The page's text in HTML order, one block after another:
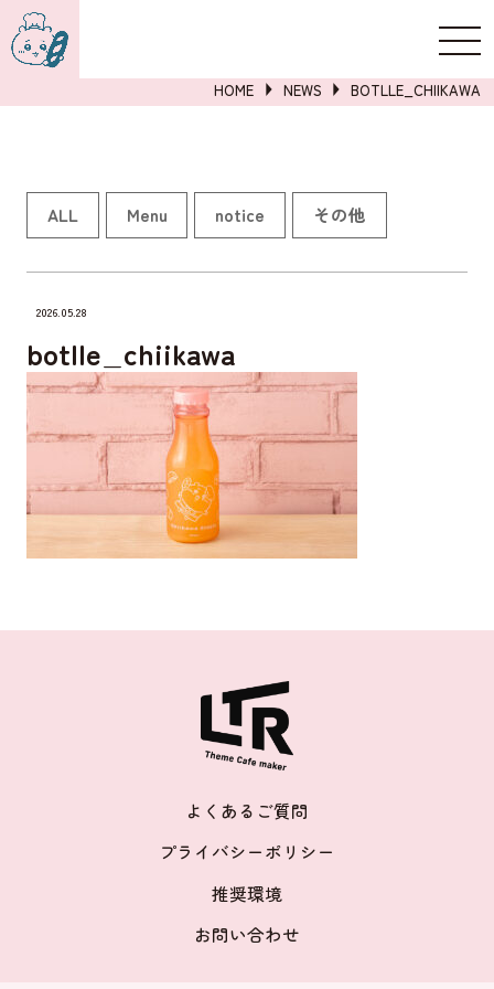
詳しくはこちら
HOME NEWS BOTLLE_CHIIKAWA
ALL Menu notice その他
2026.05.28
botlle_chiikawa
よくあるご質問
プライバシーポリシー
推奨環境
お問い合わせ